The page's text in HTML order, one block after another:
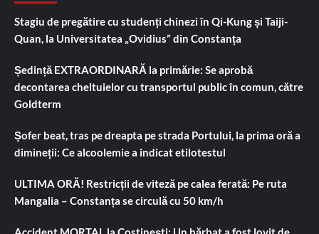
Stagiu de pregătire cu studenți chinezi în Qi-Kung și Taiji-
Quan, la Universitatea „Ovidius” din Constanța
Ședință EXTRAORDINARĂ la primărie: Se aprobă
decontarea cheltuielor cu transportul public în comun, către
Goldterm
Șofer beat, tras pe dreapta pe strada Portului, la prima oră a
dimineții: Ce alcoolemie a indicat etilotestul
ULTIMA ORĂ! Restricții de viteză pe calea ferată: Pe ruta
Mangalia – Constanța se circulă cu 50 km/h